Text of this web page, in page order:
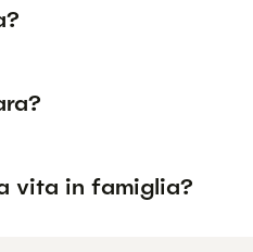
vita in famiglia?